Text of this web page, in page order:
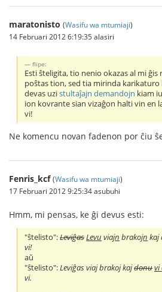
maratonisto (Wasifu wa mtumiaji)
14 Februari 2012 6:19:35 alasiri
flipe:
Esti ŝteligita, tio nenio okazas al mi
poŝtas tion, sed tia mirinda
devas uzistultaĵajn demandojn kiam
ion kovrante sian vizaĝon halti vin en
vi!
Ne komencu novan fadenon por ĉiu
Fenris_kcf (Wasifu wa mtumiaji)
17 Februari 2012 9:25:34 asubuhi
Hmm, mi pensas, ke ĝi devus esti:
"ŝtelisto":LeviĝasLevu viajn brakojn kaj
vi!
aŭ
"ŝtelisto":Leviĝas viaj brakoj kajdonuvi
vi.